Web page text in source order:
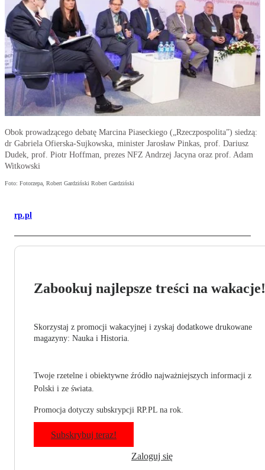
Obok prowadzącego debatę Marcina Piaseckiego („Rzeczpospolita”) siedzą:
dr Gabriela Ofierska-Sujkowska, minister Jarosław Pinkas, prof. Dariusz
Dudek, prof. Piotr Hoffman, prezes NFZ Andrzej Jacyna oraz prof. Adam
Witkowski
Foto: Fotorzepa, Robert Gardziński Robert Gardziński
rp.pl
Zabookuj najlepsze treści na wakacje!
Skorzystaj z promocji wakacyjnej i zyskaj dodatkowe drukowane
magazyny: Nauka i Historia.
Twoje rzetelne i obiektywne źródło najważniejszych informacji z
Polski i ze świata.
Promocja dotyczy subskrypcji RP.PL na rok.
Subskrybuj teraz!
Zaloguj się